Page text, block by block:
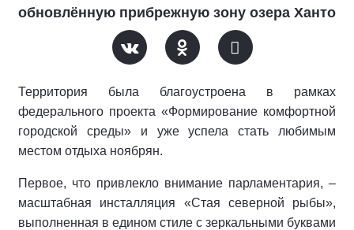
обновлённую прибрежную зону озера Ханто
Территория была благоустроена в рамках
федерального проекта «Формирование комфортной
городской среды» и уже успела стать любимым
местом отдыха ноябрян.
Первое, что привлекло внимание парламентария, –
масштабная инсталляция «Стая северной рыбы»,
выполненная в едином стиле с зеркальными буквами